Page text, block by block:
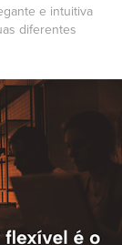
e intuitiva
diferentes